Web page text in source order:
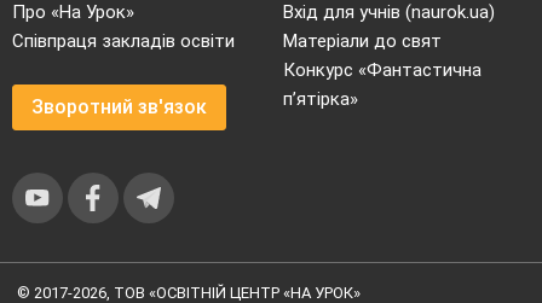
Про «На Урок»
Співпраця закладів освіти
Зворотний зв'язок
Вхід для учнів (naurok.ua)
Матеріали до свят
Конкурс «Фантастична
п’ятірка»
© 2017-2026, ТОВ «ОСВІТНІЙ ЦЕНТР «НА УРОК»